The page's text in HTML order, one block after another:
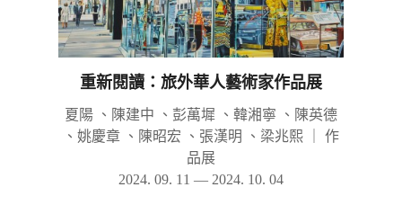
重新閱讀：旅外華人藝術家作品展
夏陽 、陳建中 、彭萬墀 、韓湘寧 、陳英德
、姚慶章 、陳昭宏 、張漢明 、梁兆熙
作
品展
2024. 09. 11 — 2024. 10. 04